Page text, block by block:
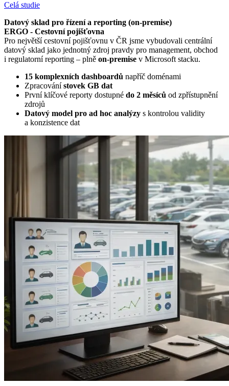
Celá studie
Datový sklad pro řízení a reporting (on-premise)
ERGO - Cestovní pojišťovna
Pro největší cestovní pojišťovnu v ČR jsme vybudovali centrální
datový sklad jako jednotný zdroj pravdy pro management, obchod
i regulatorní reporting – plně on-premise v Microsoft stacku.
15 komplexních dashboardů napříč doménami
Zpracovánístovek GB dat
První klíčové reporty dostupné do 2 měsíců od zpřístupnění
zdrojů
Datový model pro ad hoc analýzy s kontrolou validity
a konzistence dat